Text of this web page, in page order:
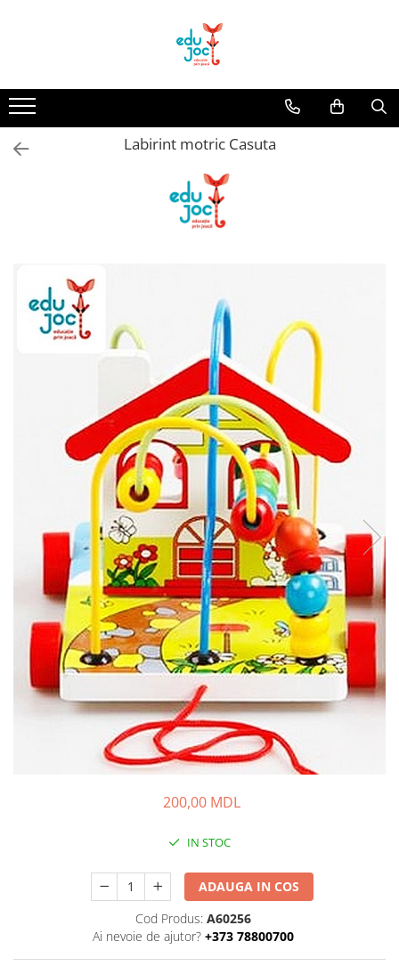
1-2 ani
3-4 ani
5-7 ani
Labirint motric Casuta
200,00 MDL
IN STOC
ADAUGA IN COS
Cod Produs: A60256
Ai nevoie de ajutor? +373 78800700